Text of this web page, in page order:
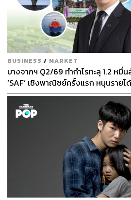
BUSINESS / MARKET
บางจากฯ Q2/69 ทำกำไรทะลุ 1.2 หมื่น
‘SAF’ เชิงพาณิชย์ครั้งแรก หนุนราย
ล้าน